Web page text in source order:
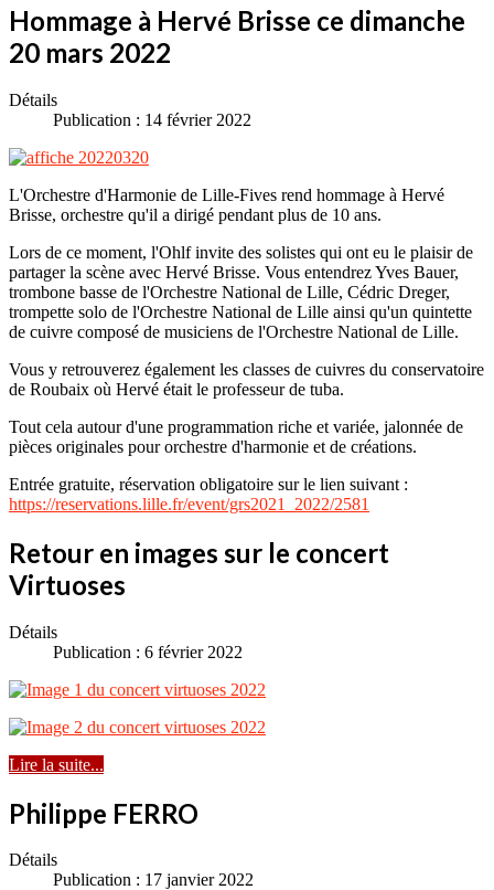
Hommage à Hervé Brisse ce dimanche
20 mars 2022
Détails
Publication : 14 février 2022
L'Orchestre d'Harmonie de Lille-Fives rend hommage à Hervé
Brisse, orchestre qu'il a dirigé pendant plus de 10 ans.
Lors de ce moment, l'Ohlf invite des solistes qui ont eu le plaisir de
partager la scène avec Hervé Brisse. Vous entendrez Yves Bauer,
trombone basse de l'Orchestre National de Lille, Cédric Dreger,
trompette solo de l'Orchestre National de Lille ainsi qu'un quintette
de cuivre composé de musiciens de l'Orchestre National de Lille.
Vous y retrouverez également les classes de cuivres du conservatoire
de Roubaix où Hervé était le professeur de tuba.
Tout cela autour d'une programmation riche et variée, jalonnée de
pièces originales pour orchestre d'harmonie et de créations.
Entrée gratuite, réservation obligatoire sur le lien suivant :
https://reservations.lille.fr/event/grs2021_2022/2581
Retour en images sur le concert
Virtuoses
Détails
Publication : 6 février 2022
Lire la suite...
Philippe FERRO
Détails
Publication : 17 janvier 2022